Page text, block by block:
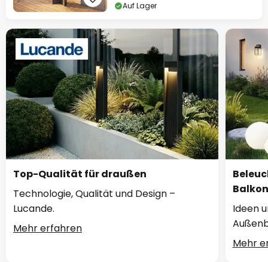
Auf Lager
Top-Qualität für draußen
Technologie, Qualität und Design –
Lucande.
Mehr erfahren
Balkon
Ideen
Mehr